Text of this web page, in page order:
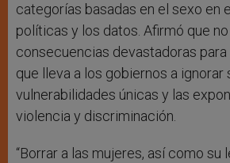
categorías basadas en el sexo en
políticas y los datos. Afirmó que
consecuencias devastadoras para
que lleva a los gobiernos a ignorar
vulnerabilidades únicas y las
violencia y discriminación.
“Borrar a las mujeres, así como su